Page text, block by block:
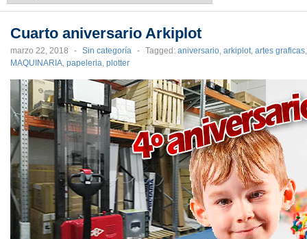
Cuarto aniversario Arkiplot
marzo 22, 2018 - Sin categoría - Tagged: aniversario, arkiplot, artes graficas
MAQUINARIA, papeleria, plotter